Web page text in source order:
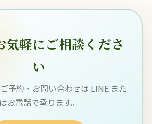
気軽にご相談くださ
い
予約・お問い合わせは LINE また
はお電話で承ります。